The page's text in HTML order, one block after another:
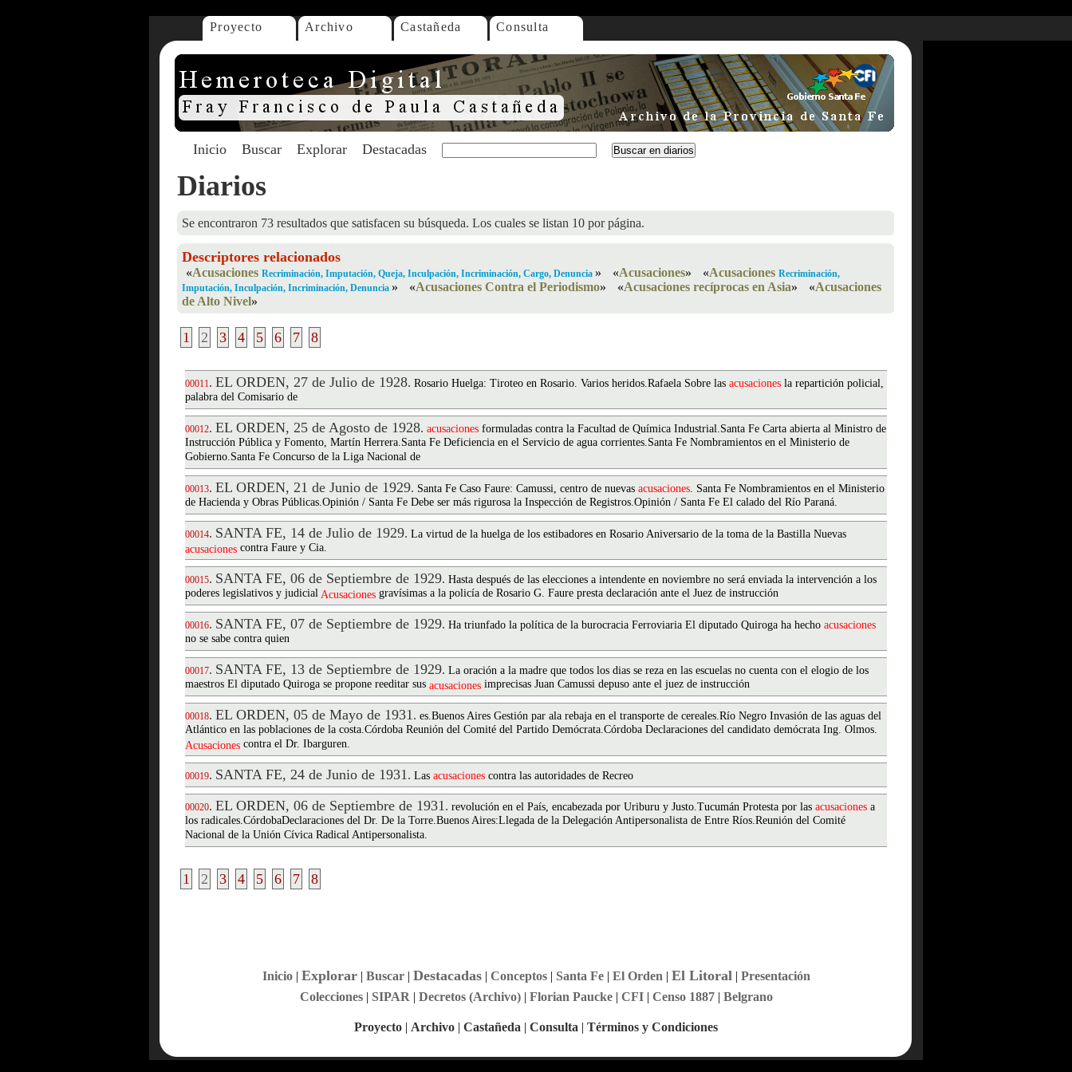
Proyecto Archivo Castañeda Consulta
Inicio Buscar Explorar Destacadas
Diarios
Se encontraron 73 resultados que satisfacen su búsqueda. Los cuales se listan 10 por página.
Descriptores relacionados
«Acusaciones Recriminación, Imputación, Queja, Inculpación, Incriminación, Cargo, Denuncia » «Acusaciones» «Acusaciones Recriminación,
Imputación, Inculpación, Incriminación, Denuncia » «Acusaciones Contra el Periodismo» «Acusaciones recíprocas en Asia» «Acusaciones
de Alto Nivel»
1 2 3 4 5 6 7 8
00011. EL ORDEN, 27 de Julio de 1928. Rosario Huelga: Tiroteo en Rosario. Varios heridos.Rafaela Sobre las acusaciones la repartición policial,
palabra del Comisario de
00012. EL ORDEN, 25 de Agosto de 1928. acusaciones formuladas contra la Facultad de Química Industrial.Santa Fe Carta abierta al Ministro de
Instrucción Pública y Fomento, Martín Herrera.Santa Fe Deficiencia en el Servicio de agua corrientes.Santa Fe Nombramientos en el Ministerio de
Gobierno.Santa Fe Concurso de la Liga Nacional de
00013. EL ORDEN, 21 de Junio de 1929. Santa Fe Caso Faure: Camussi, centro de nuevas acusaciones. Santa Fe Nombramientos en el Ministerio
de Hacienda y Obras Públicas.Opinión / Santa Fe Debe ser más rigurosa la Inspección de Registros.Opinión / Santa Fe El calado del Río Paraná.
00014. SANTA FE, 14 de Julio de 1929. La virtud de la huelga de los estibadores en Rosario Aniversario de la toma de la Bastilla Nuevas
acusaciones contra Faure y Cia.
00015. SANTA FE, 06 de Septiembre de 1929. Hasta después de las elecciones a intendente en noviembre no será enviada la intervención a los
poderes legislativos y judicial Acusaciones gravísimas a la policía de Rosario G. Faure presta declaración ante el Juez de instrucción
00016. SANTA FE, 07 de Septiembre de 1929. Ha triunfado la política de la burocracia Ferroviaria El diputado Quiroga ha hecho acusaciones
no se sabe contra quien
00017. SANTA FE, 13 de Septiembre de 1929. La oración a la madre que todos los dias se reza en las escuelas no cuenta con el elogio de los
maestros El diputado Quiroga se propone reeditar sus acusaciones imprecisas Juan Camussi depuso ante el juez de instrucción
00018. EL ORDEN, 05 de Mayo de 1931. es.Buenos Aires Gestión par ala rebaja en el transporte de cereales.Río Negro Invasión de las aguas del
Atlántico en las poblaciones de la costa.Córdoba Reunión del Comité del Partido Demócrata.Córdoba Declaraciones del candidato demócrata Ing. Olmos.
Acusaciones contra el Dr. Ibarguren.
00019. SANTA FE, 24 de Junio de 1931. Las acusaciones contra las autoridades de Recreo
00020. EL ORDEN, 06 de Septiembre de 1931. revolución en el País, encabezada por Uriburu y Justo.Tucumán Protesta por las acusaciones a
los radicales.CórdobaDeclaraciones del Dr. De la Torre.Buenos Aires:Llegada de la Delegación Antipersonalista de Entre Ríos.Reunión del Comité
Nacional de la Unión Cívica Radical Antipersonalista.
1 2 3 4 5 6 7 8
Inicio| Explorar| Buscar| Destacadas| Conceptos| Santa Fe| El Orden | El Litoral | Presentación
Colecciones| SIPAR | Decretos (Archivo)| Florian Paucke| CFI| Censo 1887| Belgrano
Proyecto | Archivo | Castañeda | Consulta | Términos y Condiciones